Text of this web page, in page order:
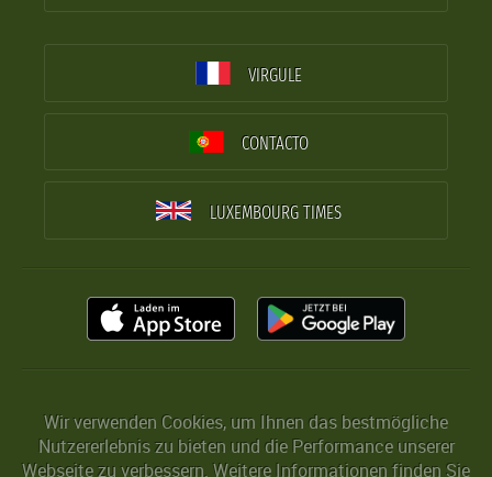
VIRGULE
CONTACTO
LUXEMBOURG TIMES
Wir verwenden Cookies, um Ihnen das bestmögliche
Nutzererlebnis zu bieten und die Performance unserer
Webseite zu verbessern. Weitere Informationen finden Sie